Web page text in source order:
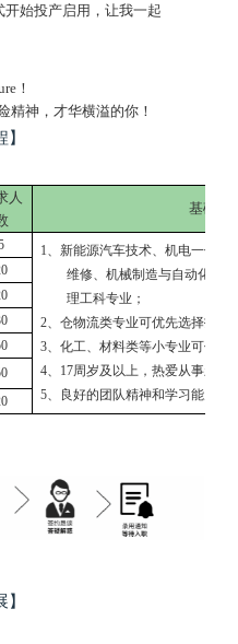
开始投产启用，让我一起
！
精神，才华横溢的你 ！
人
基础要
1、新能源汽车技术、机电一体化
维修、机械制造与自动化数
理工科专业；
2、仓物流类专业可优先选择投递
3、化工、材料类等小专业可优先
4、17周岁及以上，热爱从事新能
5、良好的团队精神和学习能力。
0
0
0
0